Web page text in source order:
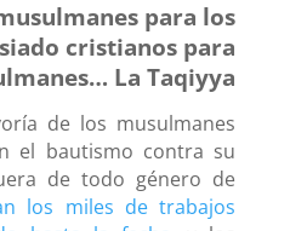
para los
cristianos para
La Taqiyya
de los musulmanes
el bautismo contra su
de todo género de
los miles de trabajos